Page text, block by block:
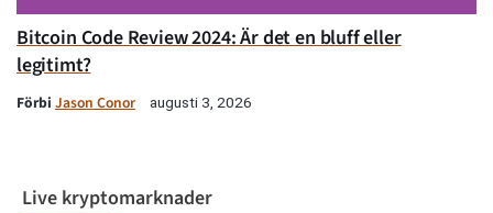
Bitcoin Code Review 2024: Är det en bluff eller
legitimt?
Förbi Jason Conor augusti 3, 2026
Live kryptomarknader